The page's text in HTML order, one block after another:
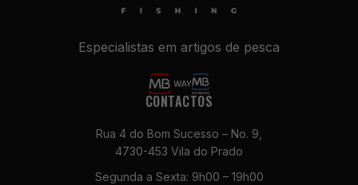
Especialistas em artigos de pesca
CONTACTOS
Rua 4 do Bom Sucesso – No. 9,
4730-453 Vila do Prado
Segunda a Sexta: 9h00 – 19h00